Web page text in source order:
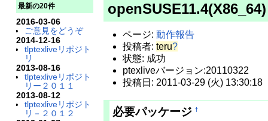
最新の20件
2016-03-06
ご意見をどうぞ
2014-12-16
tlptexliveリポジト
リ
2013-08-16
tlptexliveリポジト
リー２０１１
2013-08-12
tlptexliveリポジト
リ－２０１２
ページ: 動作報告
投稿者: teru?
状態: 成功
ptexliveバージョン:20110322
投稿日: 2011-03-29 (火) 13:30:18
必要パッケージ†